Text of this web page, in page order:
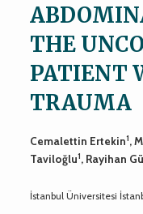
THE
PATIENT
TRAUMA
Cemalettin Ertekin1,
Taviloğlu1, Rayihan
İstanbul Üniversitesi